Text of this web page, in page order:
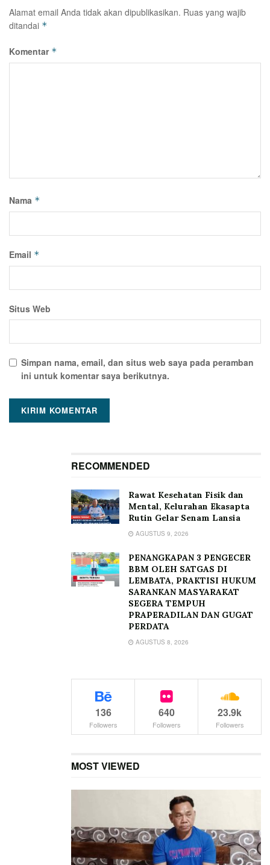
Alamat email Anda tidak akan dipublikasikan. Ruas yang wajib
ditandai *
Komentar *
Nama *
Email *
Situs Web
Simpan nama, email, dan situs web saya pada peramban
ini untuk komentar saya berikutnya.
RECOMMENDED
Rawat Kesehatan Fisik dan
Mental, Kelurahan Ekasapta
Rutin Gelar Senam Lansia
AGUSTUS 9, 2026
PENANGKAPAN 3 PENGECER
BBM OLEH SATGAS DI
LEMBATA, PRAKTISI HUKUM
SARANKAN MASYARAKAT
SEGERA TEMPUH
PRAPERADILAN DAN GUGAT
PERDATA
AGUSTUS 8, 2026
136
Followers
640
Followers
23.9k
Followers
MOST VIEWED